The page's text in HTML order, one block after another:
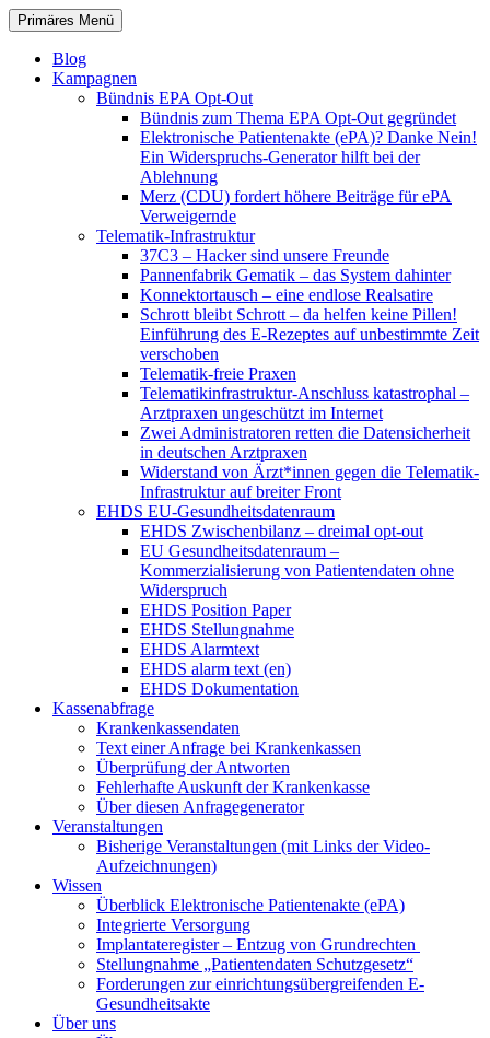
Zum
Inhalt
springen
patientenrechte-datenschutz.de
Suchen
Primäres Menü
Blog
Kampagnen
Bündnis EPA Opt-Out
Bündnis zum Thema EPA Opt-Out gegründet
Elektronische Patientenakte (ePA)? Danke Nein!
Ein Widerspruchs-Generator hilft bei der
Ablehnung
Merz (CDU) fordert höhere Beiträge für ePA
Verweigernde
Telematik-Infrastruktur
37C3 – Hacker sind unsere Freunde
Pannenfabrik Gematik – das System dahinter
Konnektortausch – eine endlose Realsatire
Schrott bleibt Schrott – da helfen keine Pillen!
Einführung des E-Rezeptes auf unbestimmte Zeit
verschoben
Telematik-freie Praxen
Telematikinfrastruktur-Anschluss katastrophal –
Arztpraxen ungeschützt im Internet
Zwei Administratoren retten die Datensicherheit
in deutschen Arztpraxen
Widerstand von Ärzt*innen gegen die Telematik-
Infrastruktur auf breiter Front
EHDS EU-Gesundheitsdatenraum
EHDS Zwischenbilanz – dreimal opt-out
EU Gesundheitsdatenraum –
Kommerzialisierung von Patientendaten ohne
Widerspruch
EHDS Position Paper
EHDS Stellungnahme
EHDS Alarmtext
EHDS alarm text (en)
EHDS Dokumentation
Kassenabfrage
Krankenkassendaten
Text einer Anfrage bei Krankenkassen
Überprüfung der Antworten
Fehlerhafte Auskunft der Krankenkasse
Über diesen Anfragegenerator
Veranstaltungen
Bisherige Veranstaltungen (mit Links der Video-
Aufzeichnungen)
Wissen
Überblick Elektronische Patientenakte (ePA)
Integrierte Versorgung
Implantateregister – Entzug von Grundrechten
Stellungnahme „Patientendaten Schutzgesetz“
Forderungen zur einrichtungsübergreifenden E-
Gesundheitsakte
Über uns